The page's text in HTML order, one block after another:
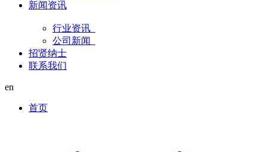
新闻资讯
行业资讯
公司新闻
招贤纳士
联系我们
en
首页